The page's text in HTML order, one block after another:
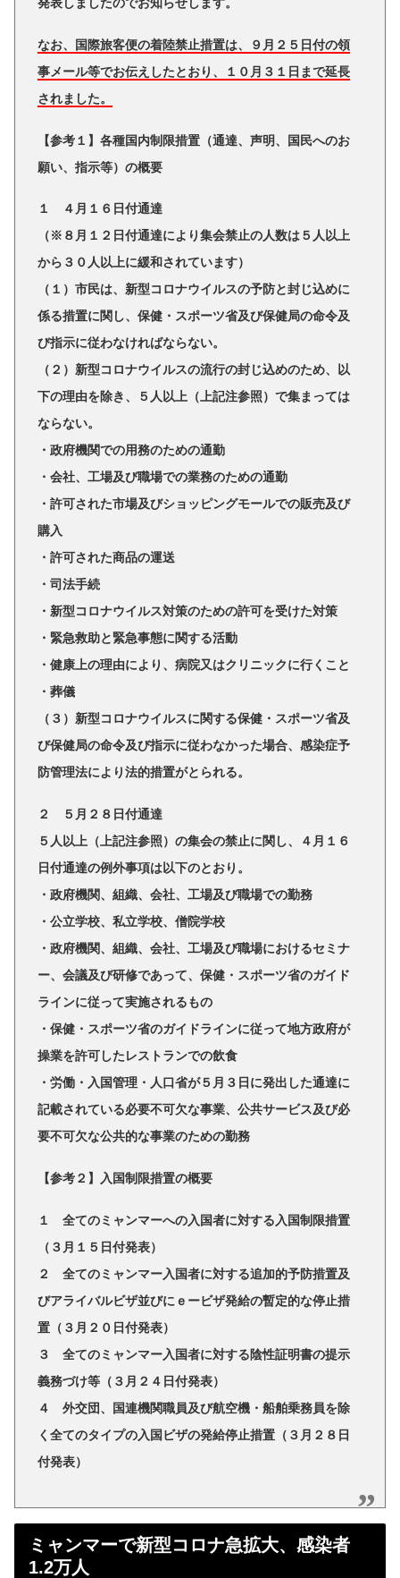
なお、国際旅客便の着陸禁止措置は、９月２５日付の領
事メール等でお伝えしたとおり、１０月３１日まで延長
されました。
【参考１】各種国内制限措置（通達、声明、国民へのお
願い、指示等）の概要
１ ４月１６日付通達
（※８月１２日付通達により集会禁止の人数は５人以上
から３０人以上に緩和されています）
（１）市民は、新型コロナウイルスの予防と封じ込めに
係る措置に関し、保健・スポーツ省及び保健局の命令及
び指示に従わなければならない。
（２）新型コロナウイルスの流行の封じ込めのため、以
下の理由を除き、５人以上（上記注参照）で集まっては
ならない。
・政府機関での用務のための通勤
・会社、工場及び職場での業務のための通勤
・許可された市場及びショッピングモールでの販売及び
購入
・許可された商品の運送
・司法手続
・新型コロナウイルス対策のための許可を受けた対策
・緊急救助と緊急事態に関する活動
・健康上の理由により、病院又はクリニックに行くこと
・葬儀
（３）新型コロナウイルスに関する保健・スポーツ省及
び保健局の命令及び指示に従わなかった場合、感染症予
防管理法により法的措置がとられる。
２ ５月２８日付通達
５人以上（上記注参照）の集会の禁止に関し、４月１６
日付通達の例外事項は以下のとおり。
・政府機関、組織、会社、工場及び職場での勤務
・公立学校、私立学校、僧院学校
・政府機関、組織、会社、工場及び職場におけるセミナ
ー、会議及び研修であって、保健・スポーツ省のガイド
ラインに従って実施されるもの
・保健・スポーツ省のガイドラインに従って地方政府が
操業を許可したレストランでの飲食
・労働・入国管理・人口省が５月３日に発出した通達に
記載されている必要不可欠な事業、公共サービス及び必
要不可欠な公共的な事業のための勤務
【参考２】入国制限措置の概要
１ 全てのミャンマーへの入国者に対する入国制限措置
（３月１５日付発表）
２ 全てのミャンマー入国者に対する追加的予防措置及
びアライバルビザ並びにｅービザ発給の暫定的な停止措
置（３月２０日付発表）
３ 全てのミャンマー入国者に対する陰性証明書の提示
義務づけ等（３月２４日付発表）
４ 外交団、国連機関職員及び航空機・船舶乗務員を除
く全てのタイプの入国ビザの発給停止措置（３月２８日
付発表）
ミャンマーで新型コロナ急拡大、感染者
1.2万人